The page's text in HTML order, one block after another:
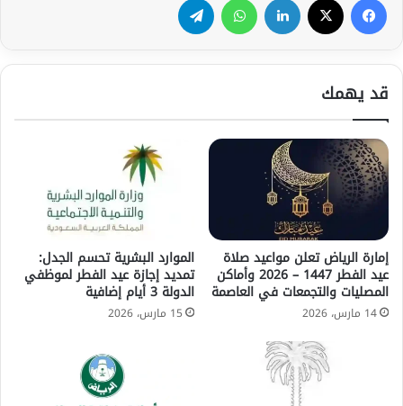
قد يهمك
إمارة الرياض تعلن مواعيد صلاة
عيد الفطر 1447 – 2026 وأماكن
المصليات والتجمعات في العاصمة
14 مارس، 2026
الموارد البشرية تحسم الجدل:
تمديد إجازة عيد الفطر لموظفي
الدولة 3 أيام إضافية
15 مارس، 2026